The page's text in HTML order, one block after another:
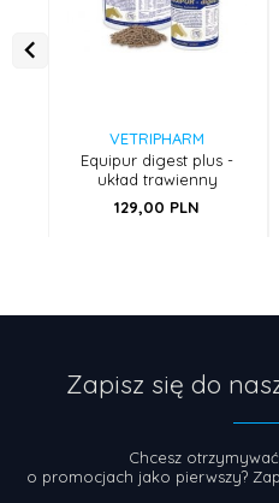
VETRIPHARM
Equipur digest plus -
układ trawienny
129,00 PLN
Zapisz się do
Chcesz
o promocjach jako pierwszy?